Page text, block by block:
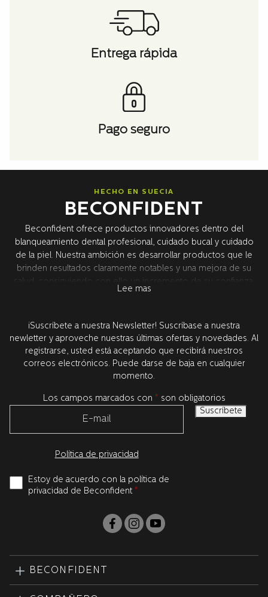
Entrega rápida
Pago seguro
HECHO EN SUECIA
BECONFIDENT
Beconfident ofrece productos innovadores dentro del
blanqueamiento dental profesional, cuidado bucal y cuidado
de la piel. Nuestra ambición es desarrollar productos que le
brinden resultados claramente notables y una mejora de su
salud, consiguiendo con ello un incremento de su confianza.
orientada a resultados. Todo el desarrollo de producto tiene
lugar en Suecia, junto con nuestros socios de investigación de
EE.UU, líderes en el mundo. Todos los productos son
probados y aprobados por dentistas.
Lee mas
¡Suscríbete a nuestra Newsletter! Suscríbase a nuestra
newletter y aproveche nuestras últimas ofertas y novedades. Al
registrarse, usted está aceptando que recibirá nuestros
correos electrónicos. Puede darse de baja en cualquier
momento.
Los campos marcados con * son obligatorios
Política de privacidad
Estoy de acuerdo con la política de
privacidad de Beconfident *
BECONFIDENT